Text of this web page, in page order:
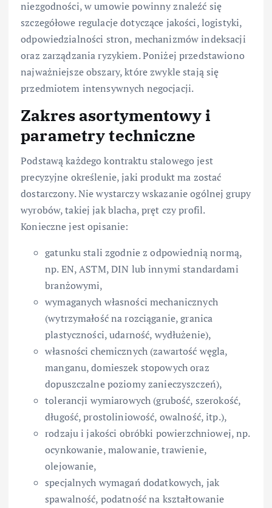
niezgodności, w umowie powinny znaleźć się
szczegółowe regulacje dotyczące jakości, logistyki,
odpowiedzialności stron, mechanizmów indeksacji
oraz zarządzania ryzykiem. Poniżej przedstawiono
najważniejsze obszary, które zwykle stają się
przedmiotem intensywnych negocjacji.
Zakres asortymentowy i
parametry techniczne
Podstawą każdego kontraktu stalowego jest
precyzyjne określenie, jaki produkt ma zostać
dostarczony. Nie wystarczy wskazanie ogólnej grupy
wyrobów, takiej jak blacha, pręt czy profil.
Konieczne jest opisanie:
gatunku stali zgodnie z odpowiednią normą,
np. EN, ASTM, DIN lub innymi standardami
branżowymi,
wymaganych własności mechanicznych
(wytrzymałość na rozciąganie, granica
plastyczności, udarność, wydłużenie),
własności chemicznych (zawartość węgla,
manganu, domieszek stopowych oraz
dopuszczalne poziomy zanieczyszczeń),
tolerancji wymiarowych (grubość, szerokość,
długość, prostoliniowość, owalność, itp.),
rodzaju i jakości obróbki powierzchniowej, np.
ocynkowanie, malowanie, trawienie,
olejowanie,
specjalnych wymagań dodatkowych, jak
spawalność, podatność na kształtowanie